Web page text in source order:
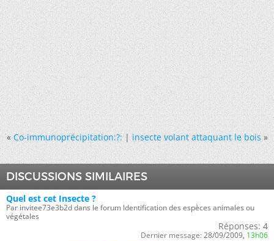
« Co-immunoprécipitation:?:|insecte volant attaquant le bois »
DISCUSSIONS SIMILAIRES
Quel est cet Insecte ?
Par invitee73e3b2d dans le forum Identification des espèces animales ou
végétales
Réponses: 4
Dernier message: 28/09/2009, 13h06